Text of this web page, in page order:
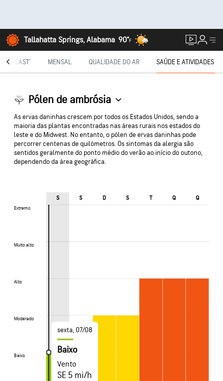
Tallahatta Springs, Alabama 90°F
MENSAL QUALIDADE DO AR SAÚDE E ATIVIDADES
Pólen de ambrósia
As ervas daninhas crescem por todos os Estados Unidos, sendo a
maioria das plantas encontradas nas áreas rurais nos estados do
leste e do Midwest. No entanto, o pólen de ervas daninhas pode
percorrer centenas de quilómetros. Os sintomas da alergia são
sentidos geralmente do ponto médio do verão ao início do outono,
dependendo da área geográfica.
Extremo
Muito alto
Alto
Moderado
Baixo
S S D S T Q Q
Extremo
Muito alto
Alto
Moderado
Baixo
sexta, 07/08
Baixo
Vento
SE 5 mi/h